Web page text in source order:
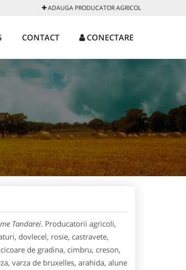
ADAUGA PRODUCATOR AGRICOL
CONTACT CONECTARE
Tandarei. Producatorii agricoli,
dovlecel, rosie, castravete,
de gradina, cimbru, creson,
varza de bruxelles, arahida, alune